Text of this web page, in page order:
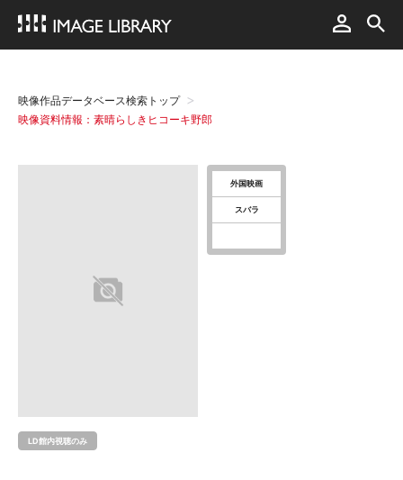
映像作品データベース検索トップ
映像資料情報：素晴らしきヒコーキ野郎
LD館内視聴のみ
外国映画
スバラ